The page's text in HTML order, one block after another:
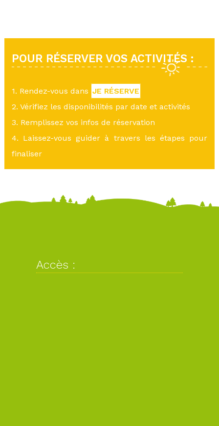
POUR RÉSERVER VOS ACTIVITÉS :
1. Rendez-vous dans JE RÉSERVE
2. Vérifiez les disponibilités par date et activités
3. Remplissez vos infos de réservation
4. Laissez-vous guider à travers les étapes pour
finaliser
Accès :